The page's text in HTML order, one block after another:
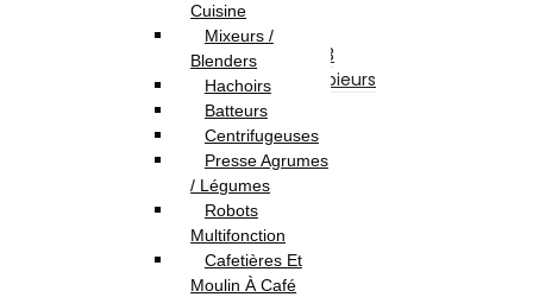
Photocopieurs
Photocopieurs A4 | A3
Accessoires Photocopieurs
Papier
Papier A4
Papier A3
Enveloppe
Papier Photo
Consommable
Originales
Adaptables
Cuisine
Mixeurs /
Blenders
Hachoirs
Batteurs
Centrifugeuses
Presse Agrumes
/ Légumes
Robots
Multifonction
Cafetières Et
Moulin À Café